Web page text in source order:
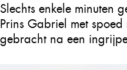
Slechts enkele minuten
Prins Gabriel met
gebracht na een